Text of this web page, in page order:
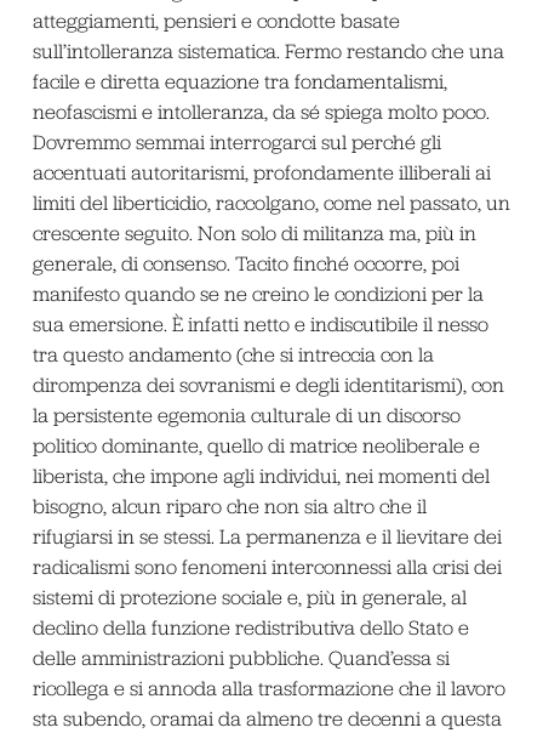
atteggiamenti, pensieri e condotte basate
sull’intolleranza sistematica. Fermo restando che una
facile e diretta equazione tra fondamentalismi,
neofascismi e intolleranza, da sé spiega molto poco.
Dovremmo semmai interrogarci sul perché gli
accentuati autoritarismi, profondamente illiberali ai
limiti del liberticidio, raccolgano, come nel passato, un
crescente seguito. Non solo di militanza ma, più in
generale, di consenso. Tacito finché occorre, poi
manifesto quando se ne creino le condizioni per la
sua emersione. È infatti netto e indiscutibile il nesso
tra questo andamento (che si intreccia con la
dirompenza dei sovranismi e degli identitarismi), con
la persistente egemonia culturale di un discorso
politico dominante, quello di matrice neoliberale e
liberista, che impone agli individui, nei momenti del
bisogno, alcun riparo che non sia altro che il
rifugiarsi in se stessi. La permanenza e il lievitare dei
radicalismi sono fenomeni interconnessi alla crisi dei
sistemi di protezione sociale e, più in generale, al
declino della funzione redistributiva dello Stato e
delle amministrazioni pubbliche. Quand’essa si
ricollega e si annoda alla trasformazione che il lavoro
sta subendo, oramai da almeno tre decenni a questa